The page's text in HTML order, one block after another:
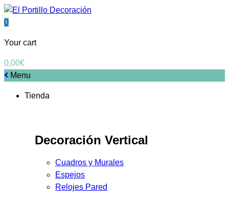
0
Your cart
0,00€
Menu
Tienda
Decoración Vertical
Cuadros y Murales
Espejos
Relojes Pared